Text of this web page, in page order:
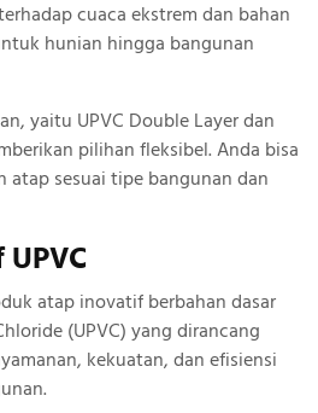
cuaca ekstrem dan bahan
hunian hingga bangunan
yaitu UPVC Double Layer dan
pilihan fleksibel. Anda bisa
atap sesuai tipe bangunan dan
atap inovatif berbahan dasar
(UPVC) yang dirancang
kekuatan, dan efisiensi